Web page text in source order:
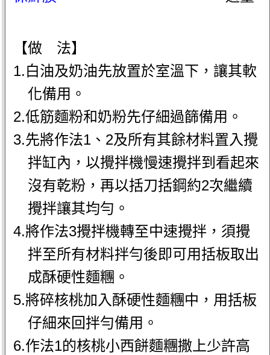
【做 法】
1.白油及奶油先放置於室溫下，讓其軟
化備用。
2.低筋麵粉和奶粉先仔細過篩備用。
3.先將作法1、2及所有其餘材料置入攪
拌缸內，以攪拌機慢速攪拌到看起來
沒有乾粉，再以括刀括鋼約2次繼續
攪拌讓其均勻。
4.將作法3攪拌機轉至中速攪拌，須攪
拌至所有材料拌勻後即可用括板取出
成酥硬性麵糰。
5.將碎核桃加入酥硬性麵糰中，用括板
仔細來回拌勻備用。
6.作法1的核桃小西餅麵糰撒上少許高